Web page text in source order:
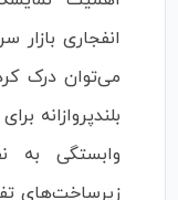
انفجاری بازار
می‌توان درک
بلندپروازانه
وابستگی به
زیرساخت‌های